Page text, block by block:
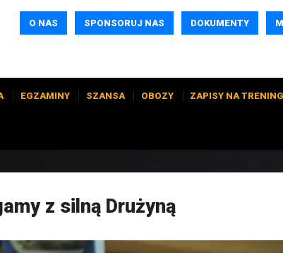
O NAS SPONSORUJ NAS DOKUMENTY
EGZAMINY SZANSA OBOZY ZAPISY NA
z silną Drużyną